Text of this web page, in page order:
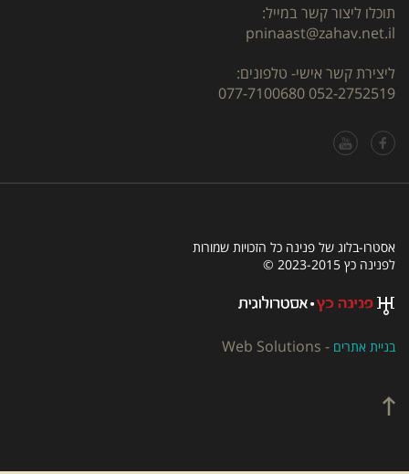
תוכלו ליצור קשר במייל:
pninaast@zahav.net.il
ליצירת קשר אישי- טלפונים:
052-2752519
077-7100680
אסטרו-בלוג של פנינה כל הזכויות שמורות
לפנינה כץ 2023-2015 ©
בניית אתרים -
Web Solutions